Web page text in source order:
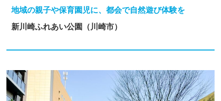
地域の親子や保育園児に、都会で自然遊び体験を
新川崎ふれあい公園（川崎市）